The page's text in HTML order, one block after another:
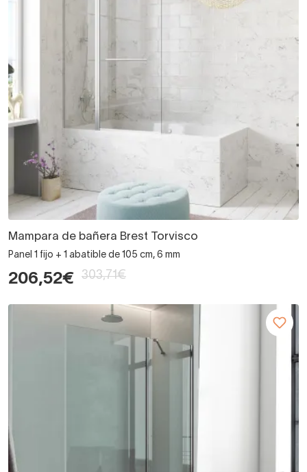
Mampara de bañera Brest Torvisco
Panel 1 fijo + 1 abatible de 105 cm, 6 mm
206,52€ 303,71€